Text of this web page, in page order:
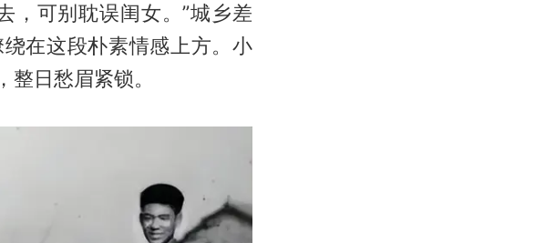
，可别耽误闺女。”城乡差
在这段朴素情感上方。小
日愁眉紧锁。